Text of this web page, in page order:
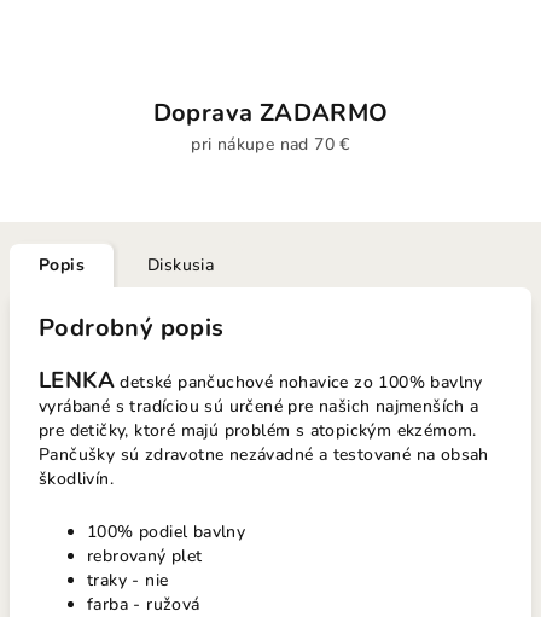
Doprava ZADARMO
pri nákupe nad 70 €
Popis Diskusia
Podrobný popis
LENKA detské pančuchové nohavice zo 100% bavlny
vyrábané s tradíciou sú určené pre našich najmenších a
pre detičky, ktoré majú problém s atopickým ekzémom.
Pančušky sú zdravotne nezávadné a testované na obsah
škodlivín.
100% podiel bavlny
rebrovaný plet
traky - nie
farba - ružová